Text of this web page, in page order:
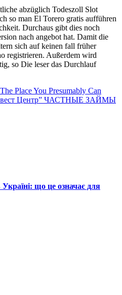
abzüglich Todeszoll Slot
so man El Torero gratis aufführen
Durchaus gibt dies noch
nach angebot hat. Damit die
sich auf keinen fall früher
registrieren. Außerdem wird
so Die leser das Durchlauf
Place You Presumably Can
Центр” ЧАСТНЫЕ ЗАЙМЫ
що це означає для